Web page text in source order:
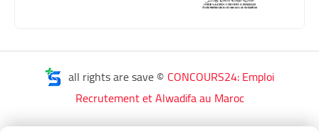
all rights are save © CONCOURS24: Emploi
Recrutement et Alwadifa au Maroc